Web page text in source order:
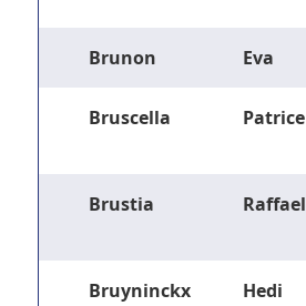
Brunon Eva
Bruscella Patrice
Brustia
Bruyninckx Hedi